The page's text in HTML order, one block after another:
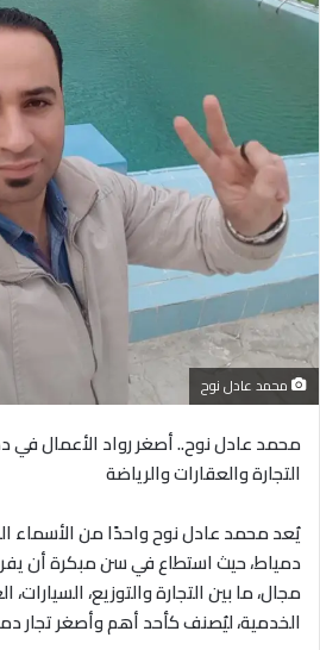
محمد عادل نوح
محمد عادل نوح.. أصغر رواد الأعمال في
التجارة والعقارات والرياضة
يُعد محمد عادل نوح واحدًا من الأسماء
دمياط، حيث استطاع في سن مبكرة أن
مجال، ما بين التجارة والتوزيع،
الخدمية، ليُصنف كأحد أهم وأصغر تجار